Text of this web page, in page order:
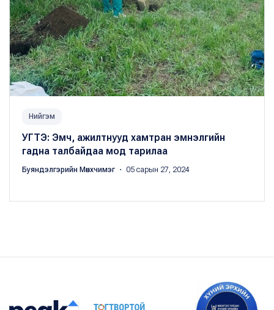
Нийгэм
УГТЭ: Эмч, ажилтнууд хамтран эмнэлгийн
гадна талбайдаа мод тарилаа
Буяндэлгэрийн Мөнхчимэг ・ 05 сарын 27, 2024